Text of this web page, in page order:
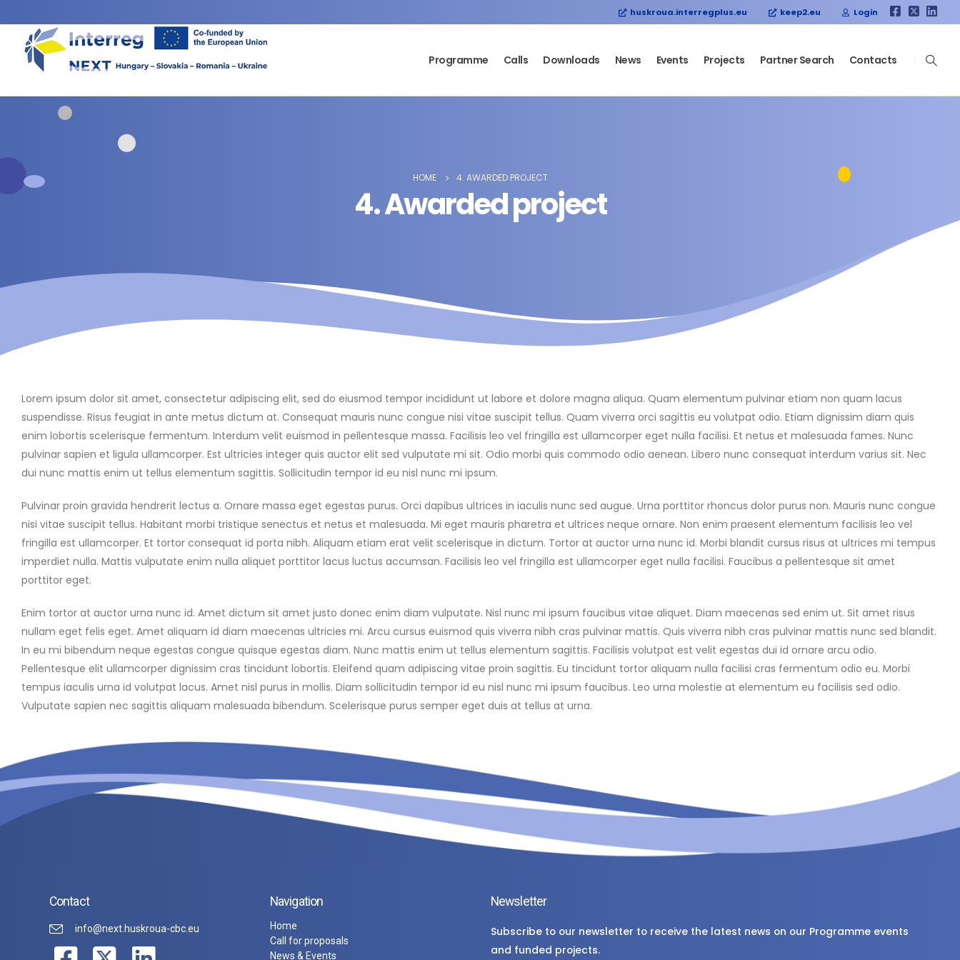
huskroua.interregplus.eu keep2.eu Login
Programme Calls Downloads News Events Projects Partner Search Contacts
HOME 4. AWARDED PROJECT
4. Awarded project
Lorem ipsum dolor sit amet, consectetur adipiscing elit, sed do eiusmod tempor incididunt ut labore et dolore magna aliqua. Quam elementum pulvinar etiam non quam lacus
suspendisse. Risus feugiat in ante metus dictum at. Consequat mauris nunc congue nisi vitae suscipit tellus. Quam viverra orci sagittis eu volutpat odio. Etiam dignissim diam quis
enim lobortis scelerisque fermentum. Interdum velit euismod in pellentesque massa. Facilisis leo vel fringilla est ullamcorper eget nulla facilisi. Et netus et malesuada fames. Nunc
pulvinar sapien et ligula ullamcorper. Est ultricies integer quis auctor elit sed vulputate mi sit. Odio morbi quis commodo odio aenean. Libero nunc consequat interdum varius sit. Nec
dui nunc mattis enim ut tellus elementum sagittis. Sollicitudin tempor id eu nisl nunc mi ipsum.
Pulvinar proin gravida hendrerit lectus a. Ornare massa eget egestas purus. Orci dapibus ultrices in iaculis nunc sed augue. Urna porttitor rhoncus dolor purus non. Mauris nunc congue
nisi vitae suscipit tellus. Habitant morbi tristique senectus et netus et malesuada. Mi eget mauris pharetra et ultrices neque ornare. Non enim praesent elementum facilisis leo vel
fringilla est ullamcorper. Et tortor consequat id porta nibh. Aliquam etiam erat velit scelerisque in dictum. Tortor at auctor urna nunc id. Morbi blandit cursus risus at ultrices mi tempus
imperdiet nulla. Mattis vulputate enim nulla aliquet porttitor lacus luctus accumsan. Facilisis leo vel fringilla est ullamcorper eget nulla facilisi. Faucibus a pellentesque sit amet
porttitor eget.
Enim tortor at auctor urna nunc id. Amet dictum sit amet justo donec enim diam vulputate. Nisl nunc mi ipsum faucibus vitae aliquet. Diam maecenas sed enim ut. Sit amet risus
nullam eget felis eget. Amet aliquam id diam maecenas ultricies mi. Arcu cursus euismod quis viverra nibh cras pulvinar mattis. Quis viverra nibh cras pulvinar mattis nunc sed blandit.
In eu mi bibendum neque egestas congue quisque egestas diam. Nunc mattis enim ut tellus elementum sagittis. Facilisis volutpat est velit egestas dui id ornare arcu odio.
Pellentesque elit ullamcorper dignissim cras tincidunt lobortis. Eleifend quam adipiscing vitae proin sagittis. Eu tincidunt tortor aliquam nulla facilisi cras fermentum odio eu. Morbi
tempus iaculis urna id volutpat lacus. Amet nisl purus in mollis. Diam sollicitudin tempor id eu nisl nunc mi ipsum faucibus. Leo urna molestie at elementum eu facilisis sed odio.
Vulputate sapien nec sagittis aliquam malesuada bibendum. Scelerisque purus semper eget duis at tellus at urna.
Contact
info@next.huskroua-cbc.eu
Navigation
Home
Call for proposals
News & Events
Newsletter
Subscribe to our newsletter to receive the latest news on our Programme events
and funded projects.